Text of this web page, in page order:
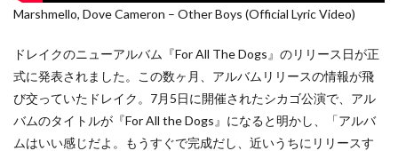
Marshmello, Dove Cameron – Other Boys (Official Lyric Video)
ドレイクのニューアルバム『For All The Dogs』のリリース日が正
式に発表されました。この数ヶ月、アルバムリリースの情報が飛
び交っていたドレイク。7月5日に開催されたシカゴ公演で、アル
バムのタイトルが『For All the Dogs』になると明かし、「アルバ
ムはいい感じだよ。もうすぐで完成だし、近いうちにリリースす